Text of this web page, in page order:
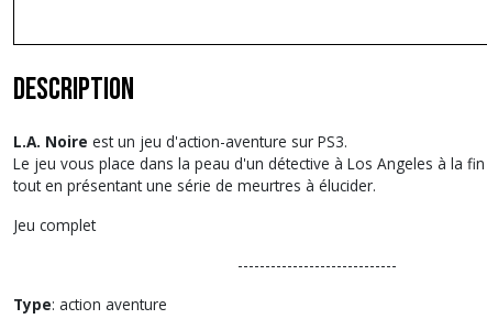
Description
L.A. Noire est un jeu d'action-aventure sur PS3.
Le jeu vous place dans la peau d'un détective à Los Angeles à la
tout en présentant une série de meurtres à élucider.
Jeu complet
-----------------------------
Type: action aventure